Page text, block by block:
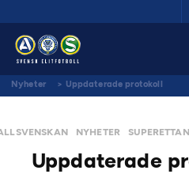
Nyheter > Uppdaterade protokoll
NYHETER SUPERETTAN
Uppdaterade